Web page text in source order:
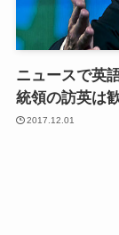
ニュースで英
統領の訪英は
2017.12.01